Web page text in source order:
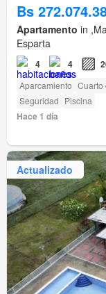
Bs
Apartamento in
Esparta
4 4
Aparcamiento Cuarto
Seguridad Piscina
Hace 1 día
Actualizado